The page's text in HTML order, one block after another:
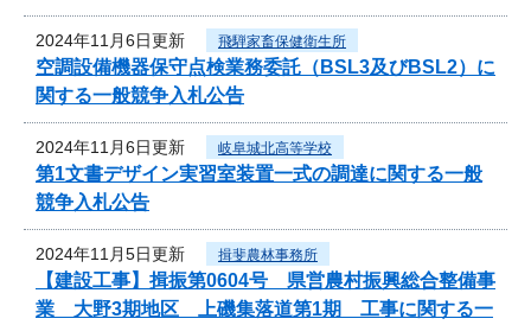
2024年11月6日更新 飛騨家畜保健衛生所
空調設備機器保守点検業務委託（BSL3及びBSL2）に
関する一般競争入札公告
2024年11月6日更新 岐阜城北高等学校
第1文書デザイン実習室装置一式の調達に関する一般
競争入札公告
2024年11月5日更新 揖斐農林事務所
【建設工事】揖振第0604号 県営農村振興総合整備事
業 大野3期地区 上磯集落道第1期 工事に関する一